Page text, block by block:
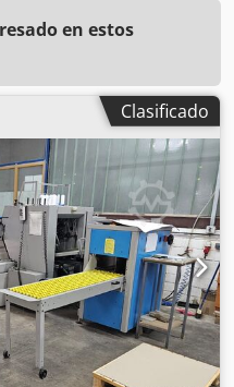
en estos
Clasificado